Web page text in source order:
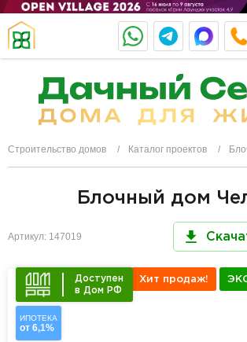
Строительство домов Каталог проектов
Блочный дом
Артикул: 147019
Доступен
в Дом РФ
ИПОТЕКА
от 6,1%
Хит продаж!